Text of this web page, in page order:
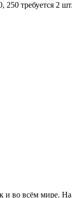
требуется 2 шт.
во всём мире.